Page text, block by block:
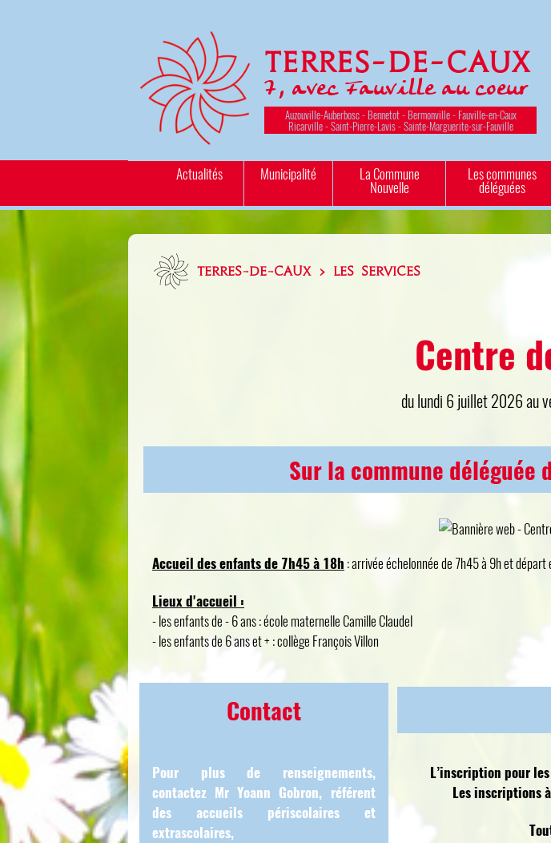
Terres-de-Caux
7, avec Fauville au coeur
Auzouville-Auberbosc - Bennetot - Bermonville - Fauville-en-Caux
Ricarville - Saint-Pierre-Lavis - Sainte-Marguerite-sur-Fauville
Actualités Municipalité La Commune
Nouvelle
Les communes
déléguées
TERRES-DE-CAUX > LES SERVICES
Centre
du lundi 6 juillet 2026 au
Sur la commune déléguée
Accueil des enfants de 7h45 à 18h : arrivée échelonnée de 7h45 à 9h et départ
Lieux d'accueil :
- les enfants de - 6 ans : école maternelle Camille Claudel
- les enfants de 6 ans et + : collège François Villon
Contact
Pour plus de renseignements,
contactez Mr Yoann Gobron, référent
des accueils périscolaires et
extrascolaires,
L’inscription pour
Les inscriptions